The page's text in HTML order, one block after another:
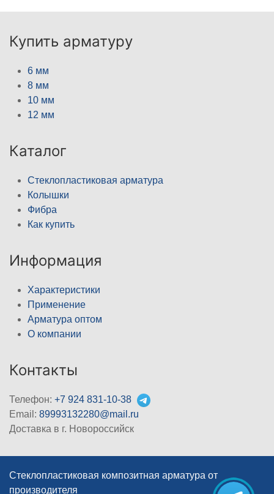
Купить арматуру
6 мм
8 мм
10 мм
12 мм
Каталог
Стеклопластиковая арматура
Колышки
Фибра
Как купить
Информация
Характеристики
Применение
Арматура оптом
О компании
Контакты
Телефон: +7 924 831-10-38
Email: 89993132280@mail.ru
Доставка в г. Новороссийск
Стеклопластиковая композитная арматура от
производителя